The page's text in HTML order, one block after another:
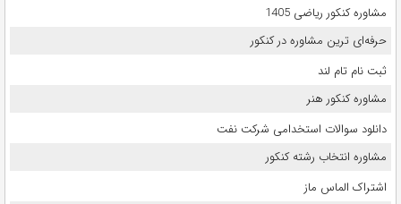
مشاوره کنکور ریاضی 1405
حرفه‌ای ترین مشاوره در کنکور
ثبت نام تام لند
مشاوره کنکور هنر
دانلود سوالات استخدامی شرکت نفت
مشاوره انتخاب رشته کنکور
اشتراک الماس ماز